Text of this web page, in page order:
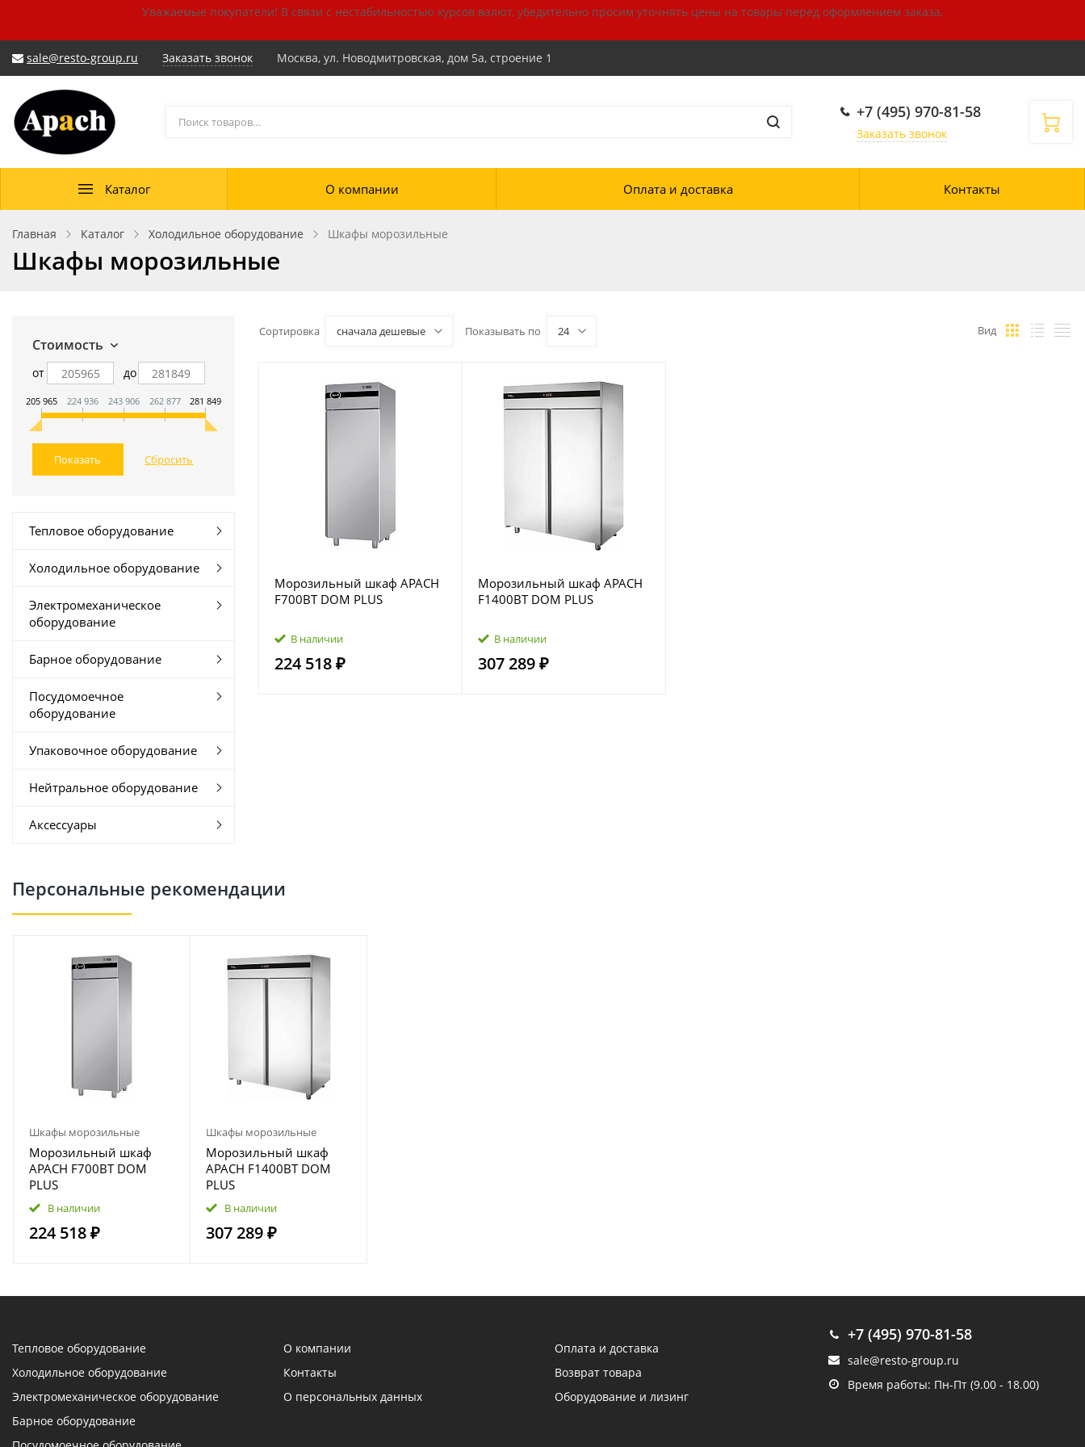
Уважаемые покупатели! В связи с нестабильностью курсов валют, убедительно просим уточнять цены на товары перед оформлением заказа.
sale@resto-group.ru Заказать звонок Москва, ул. Новодмитровская, дом 5а, строение 1
+7 (495) 970-81-58
Заказать звонок
Каталог О компании Оплата и доставка Контакты
Главная Каталог Холодильное оборудование Шкафы морозильные
Шкафы морозильные
Стоимость
от до
205 965 224 936 243 906 262 877 281 849
Тепловое оборудование
Холодильное оборудование
Электромеханическое
оборудование
Барное оборудование
Посудомоечное
оборудование
Упаковочное оборудование
Нейтральное оборудование
Аксессуары
Сортировка сначала дешевые Показывать по 24 Вид
Морозильный шкаф APACH
F700BT DOM PLUS
В наличии
224 518 ₽
Морозильный шкаф APACH
F1400BT DOM PLUS
В наличии
307 289 ₽
Персональные рекомендации
Шкафы морозильные
Морозильный шкаф
APACH F700BT DOM
PLUS
В наличии
224 518 ₽
Шкафы морозильные
Морозильный шкаф
APACH F1400BT DOM
PLUS
В наличии
307 289 ₽
Тепловое оборудование
Холодильное оборудование
Электромеханическое оборудование
Барное оборудование
О компании
Контакты
О персональных данных
Оплата и доставка
Возврат товара
Оборудование и лизинг
+7 (495) 970-81-58
sale@resto-group.ru
Время работы: Пн-Пт (9.00 - 18.00)